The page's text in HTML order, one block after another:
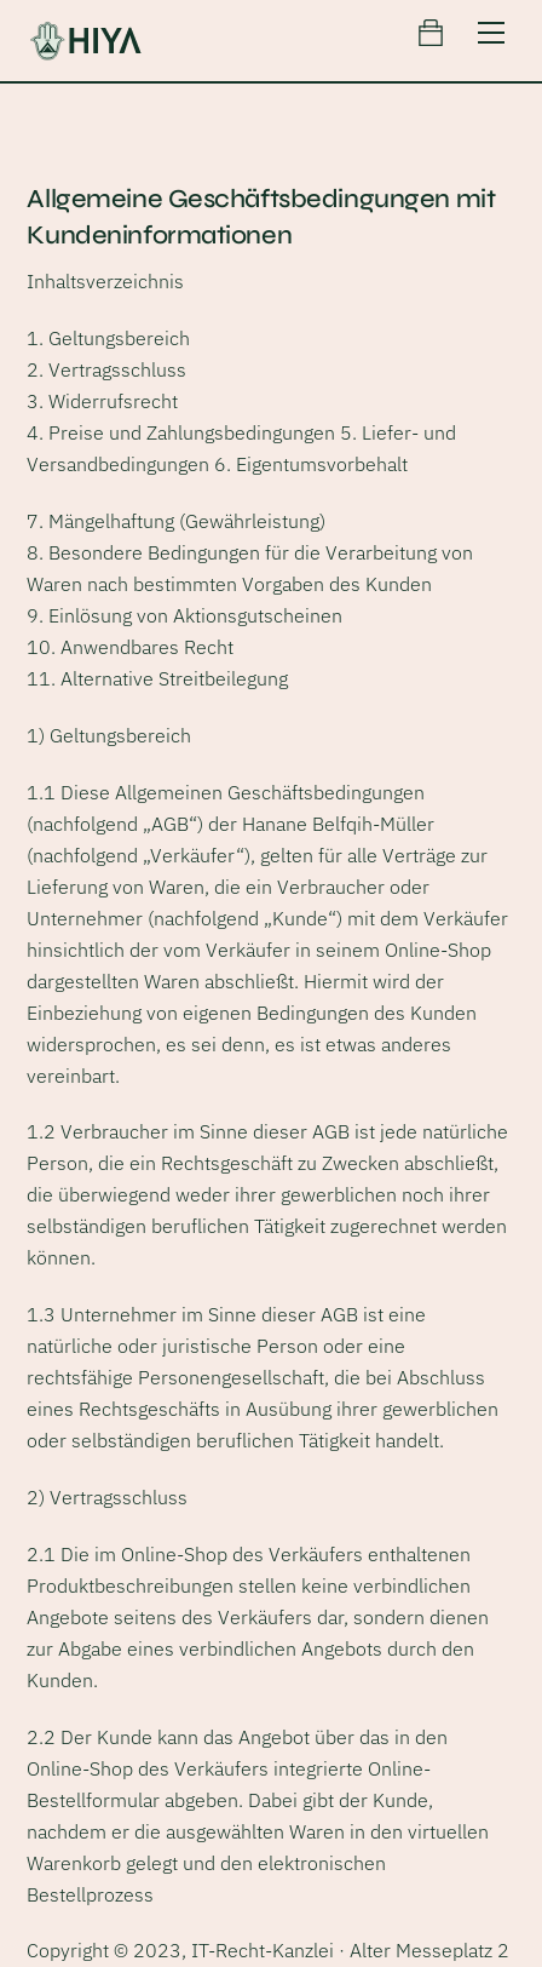
content
Cart
Allgemeine Geschäftsbedingungen mit
Kundeninformationen
Inhaltsverzeichnis
1. Geltungsbereich
2. Vertragsschluss
3. Widerrufsrecht
4. Preise und Zahlungsbedingungen 5. Liefer- und
Versandbedingungen 6. Eigentumsvorbehalt
7. Mängelhaftung (Gewährleistung)
8. Besondere Bedingungen für die Verarbeitung von
Waren nach bestimmten Vorgaben des Kunden
9. Einlösung von Aktionsgutscheinen
10. Anwendbares Recht
11. Alternative Streitbeilegung
1) Geltungsbereich
1.1 Diese Allgemeinen Geschäftsbedingungen
(nachfolgend „AGB“) der Hanane Belfqih-Müller
(nachfolgend „Verkäufer“), gelten für alle Verträge zur
Lieferung von Waren, die ein Verbraucher oder
Unternehmer (nachfolgend „Kunde“) mit dem Verkäufer
hinsichtlich der vom Verkäufer in seinem Online-Shop
dargestellten Waren abschließt. Hiermit wird der
Einbeziehung von eigenen Bedingungen des Kunden
widersprochen, es sei denn, es ist etwas anderes
vereinbart.
1.2 Verbraucher im Sinne dieser AGB ist jede natürliche
Person, die ein Rechtsgeschäft zu Zwecken abschließt,
die überwiegend weder ihrer gewerblichen noch ihrer
selbständigen beruflichen Tätigkeit zugerechnet werden
können.
1.3 Unternehmer im Sinne dieser AGB ist eine
natürliche oder juristische Person oder eine
rechtsfähige Personengesellschaft, die bei Abschluss
eines Rechtsgeschäfts in Ausübung ihrer gewerblichen
oder selbständigen beruflichen Tätigkeit handelt.
2) Vertragsschluss
2.1 Die im Online-Shop des Verkäufers enthaltenen
Produktbeschreibungen stellen keine verbindlichen
Angebote seitens des Verkäufers dar, sondern dienen
zur Abgabe eines verbindlichen Angebots durch den
Kunden.
2.2 Der Kunde kann das Angebot über das in den
Online-Shop des Verkäufers integrierte Online-
Bestellformular abgeben. Dabei gibt der Kunde,
nachdem er die ausgewählten Waren in den virtuellen
Warenkorb gelegt und den elektronischen
Bestellprozess
Copyright © 2023, IT-Recht-Kanzlei · Alter Messeplatz 2